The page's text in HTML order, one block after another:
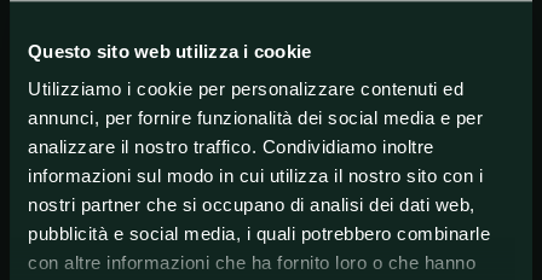
Questo sito web utilizza i cookie
Utilizziamo i cookie per personalizzare contenuti ed
annunci, per fornire funzionalità dei social media e per
analizzare il nostro traffico. Condividiamo inoltre
informazioni sul modo in cui utilizza il nostro sito con i
nostri partner che si occupano di analisi dei dati web,
pubblicità e social media, i quali potrebbero combinarle
con altre informazioni che ha fornito loro o che hanno
promotore quando si parla del suo futuro.
"Chiamatemi e basta. Ho intenzione di firmare
Dustin Poirier per Eagle FC 165 ", ha detto
Nurmagomedov. "Dustin può combattere in 170, è
un po' difficile fare 155. Ovviamente ce l'ha sempre
fatta, ma sarà un bene per lui, 165. Se l'UFC lo
rilascia, Khabib (è) qui sempre con Eagle FC. Lo
firmeremo. Possiamo fare un po' di beneficenza
insieme. Andiamo, Dustin".